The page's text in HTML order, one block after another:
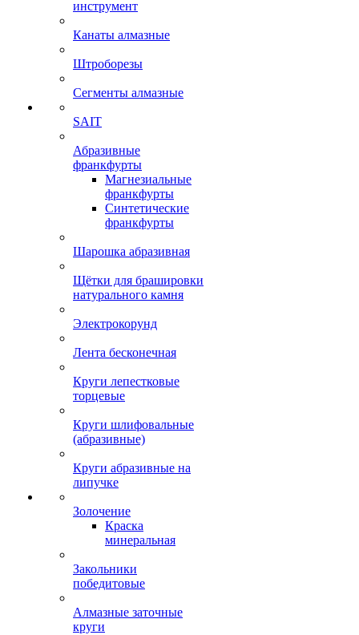
инструмент
Канаты алмазные
Штроборезы
Сегменты алмазные
SAIT
Абразивные
франкфурты
Магнезиальные
франкфурты
Синтетические
франкфурты
Шарошка абразивная
Щётки для брашировки
натурального камня
Электрокорунд
Лента бесконечная
Круги лепестковые
торцевые
Круги шлифовальные
(абразивные)
Круги абразивные на
липучке
Золочение
Краска
минеральная
Закольники
победитовые
Алмазные заточные
круги